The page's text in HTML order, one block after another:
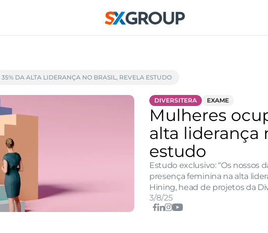
DA ALTA LIDERANÇA NO BRASIL, REVELA ESTUDO
DIVERSITERA EXAME
Mulheres
alta liderança
estudo
Estudo exclusivo: “Os nossos
presença feminina na alta
Hining, head de projetos da
3/8/25